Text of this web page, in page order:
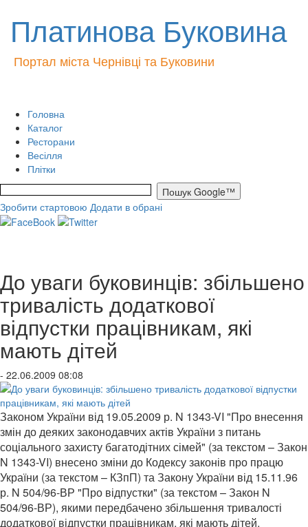
Платинова Буковина
Портал міста Чернівці та Буковини
Головна
Каталог
Ресторани
Весілля
Плітки
Зробити стартовою Додати в обрані
До уваги буковинців: збільшено
тривалість додаткової
відпустки працівникам, які
мають дітей
- 22.06.2009 08:08
Законом України від 19.05.2009 р. N 1343-VI "Про внесення
змін до деяких законодавчих актів України з питань
соціального захисту багатодітних сімей" (за текстом – Закон
N 1343-VI) внесено зміни до Кодексу законів про працю
України (за текстом – КЗпП) та Закону України від 15.11.96
р. N 504/96-ВР "Про відпустки" (за текстом – Закон N
504/96-ВР), якими передбачено збільшення тривалості
додаткової відпустки працівникам, які мають дітей.